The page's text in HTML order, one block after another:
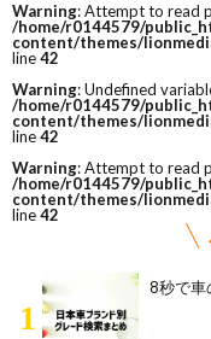
Warning: Attempt to read
/home/r0144579/
content/themes/
line42
Warning: Undefined
/home/r0144579/
content/themes/
line42
Warning: Attempt to read
/home/r0144579/
content/themes/
line42
1
8秒で車